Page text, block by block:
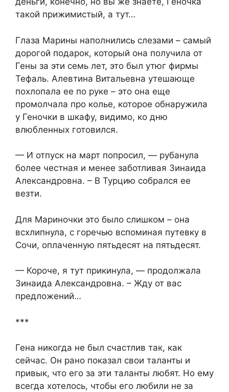
такой прижимистый, а тут…
Глаза Марины наполнились слезами – самый
дорогой подарок, который она получила от
Гены за эти семь лет, это был утюг фирмы
Тефаль. Алевтина Витальевна утешающе
похлопала ее по руке – это она еще
промолчала про колье, которое обнаружила
у Геночки в шкафу, видимо, ко дню
влюбленных готовился.
— И отпуск на март попросил, — рубанула
более честная и менее заботливая Зинаида
Александровна. – В Турцию собрался ее
везти.
Для Мариночки это было слишком – она
всхлипнула, с горечью вспоминая путевку в
Сочи, оплаченную пятьдесят на пятьдесят.
— Короче, я тут прикинула, — продолжала
Зинаида Александровна. – Жду от вас
предложений…
***
Гена никогда не был счастлив так, как
сейчас. Он рано показал свои таланты и
привык, что его за эти таланты любят. Но ему
всегда хотелось, чтобы его любили не за